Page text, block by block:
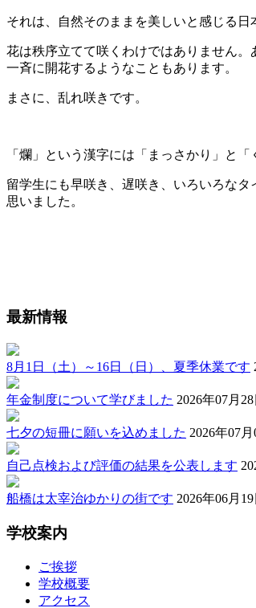
それは、自然そのままを美しいと感じる日
花は秩序立てて咲くわけではありません
一斉に開花するようなこともあります。
まさに、乱れ咲きです。
「爛」という漢字には「まっさかり」と
留学生にも早咲き、遅咲き、いろいろな
思いました。
最新情報
8月1日（土）～16日（日）、夏季休業です
年金制度について学びました 2026年07月28
七夕の短冊に願いを込めました 2026年07月
自己点検および評価の結果を公表します
船橋は太宰治ゆかりの街です 2026年06月19
学校案内
ご挨拶
学校概要
アクセス